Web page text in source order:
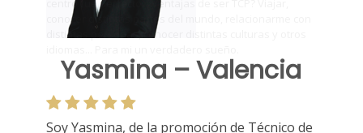
Yasmina – Valencia
Soy Yasmina, de la promoción de Técnico de